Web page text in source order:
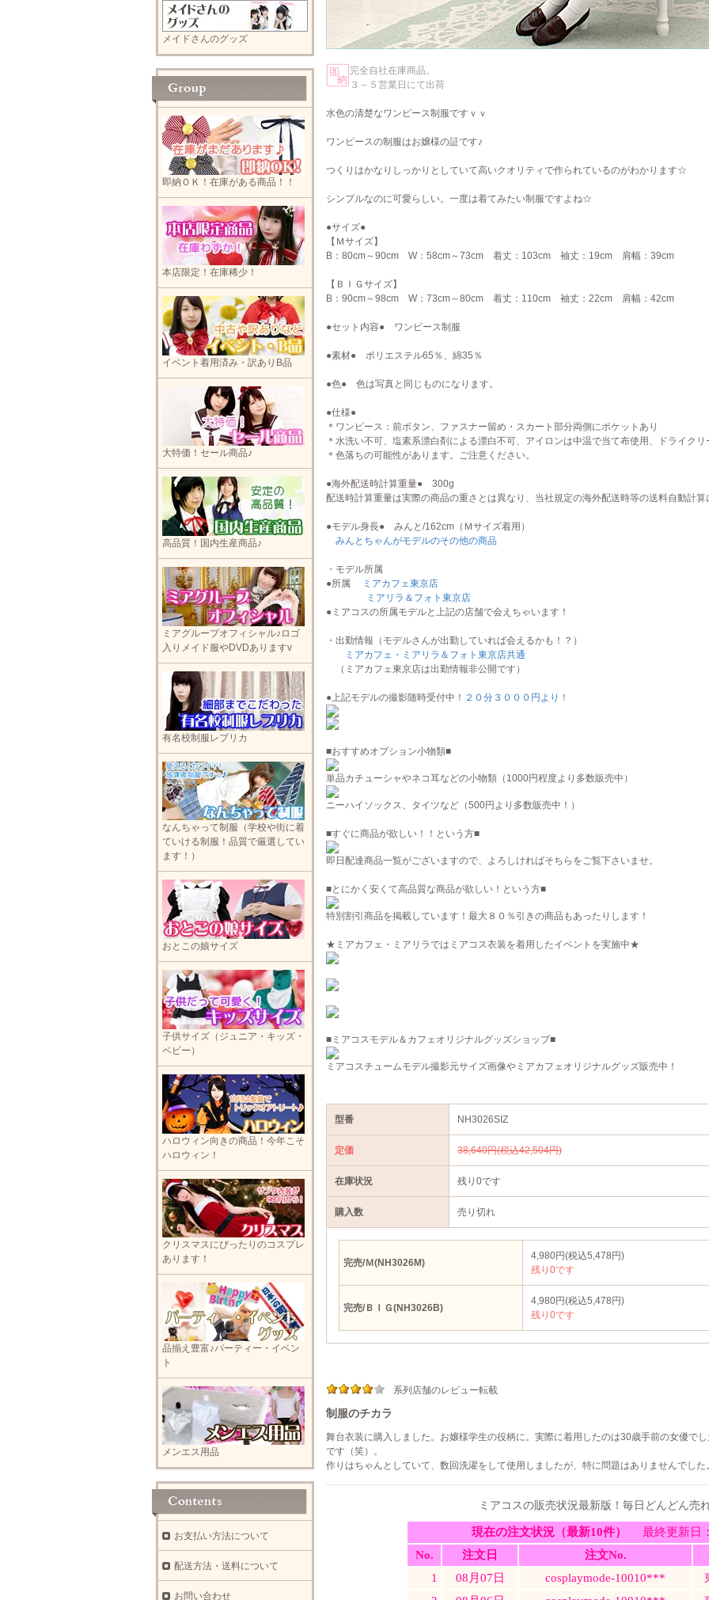
完全自社在庫商品。
３～５営業日にて出荷
水色の清楚なワンピース制服ですｖｖ
ワンピースの制服はお嬢様の証です♪
つくりはかなりしっかりとしていて高いクオリティで作られているのがわかります☆
シンプルなのに可愛らしい。一度は着てみたい制服ですよね☆
●サイズ●
【Ｍサイズ】
B：80cm～90cm W：58cm～73cm 着丈：103cm 袖丈：19cm 肩幅：39cm
【ＢＩＧサイズ】
B：90cm～98cm W：73cm～80cm 着丈：110cm 袖丈：22cm 肩幅：42cm
●セット内容● ワンピース制服
●素材● ポリエステル65％、綿35％
●色● 色は写真と同じものになります。
●仕様●
＊ワンピース：前ボタン、ファスナー留め・スカート部分両側にポケットあり
＊水洗い不可、塩素系漂白剤による漂白不可、アイロンは中温で当て布使用、ドライクリ
＊色落ちの可能性があります。ご注意ください。
●海外配送時計算重量● 300g
配送時計算重量は実際の商品の重さとは異なり、当社規定の海外配送時等の送料自動計算
●モデル身長● みんと/162cm（Ｍサイズ着用）
みんとちゃんがモデルのその他の商品
・モデル所属
●所属
ミアカフェ東京店
ミアリラ＆フォト東京店
●ミアコスの所属モデルと上記の店舗で会えちゃいます！
・出勤情報（モデルさんが出勤していれば会えるかも！？）
ミアカフェ・ミアリラ＆フォト東京店共通
（ミアカフェ東京店は出勤情報非公開です）
●上記モデルの撮影随時受付中！ ２０分３０００円より！
■おすすめオプション小物類■
単品カチューシャやネコ耳などの小物類（1000円程度より多数販売中）
ニーハイソックス、タイツなど（500円より多数販売中！）
■すぐに商品が欲しい！！という方■
即日配達商品一覧がございますので、よろしければそちらをご覧下さいませ。
■とにかく安くて高品質な商品が欲しい！という方■
特別割引商品を掲載しています！最大８０％引きの商品もあったりします！
★ミアカフェ・ミアリラではミアコス衣装を着用したイベントを実施中★
■ミアコスモデル＆カフェオリジナルグッズショップ■
ミアコスチュームモデル撮影元サイズ画像やミアカフェオリジナルグッズ販売中！
型番 NH3026SIZ
定価 38,640円(税込42,504円)
在庫状況 残り0です
購入数 売り切れ
完売/Ｍ(NH3026M)
4,980円(税込5,478円)
残り0です
完売/ＢＩＧ(NH3026B)
4,980円(税込5,478円)
残り0です
系列店舗のレビュー転載
制服のチカラ
舞台衣装に購入しました。お嬢様学生の役柄に。実際に着用したのは30歳手前の女優で
です（笑）。
作りはちゃんとしていて、数回洗濯をして使用しましたが、特に問題はありませんでした
ミアコスの販売状況最新版！毎日どんどん売
メイドさんのグッズ
即納ＯＫ！在庫がある商品！！
本店限定！在庫稀少！
イベント着用済み・訳ありB品
大特価！セール商品♪
高品質！国内生産商品♪
ミアグループオフィシャル♪ロゴ
入りメイド服やDVDありますv
有名校制服レプリカ
なんちゃって制服（学校や街に着
ていける制服！品質で厳選してい
ます！）
おとこの娘サイズ
子供サイズ（ジュニア・キッズ・
ベビー）
ハロウィン向きの商品！今年こそ
ハロウィン！
クリスマスにぴったりのコスプレ
あります！
品揃え豊富♪パーティー・イベン
ト
メンエス用品
お支払い方法について
配送方法・送料について
お問い合わせ